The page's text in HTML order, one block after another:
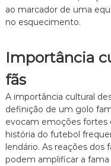
ao marcador de uma
no esquecimento.
Importância
fãs
A importância cultural
definição de um golo
evocam emoções fortes
história do futebol
lendário. As reações dos
podem amplificar a